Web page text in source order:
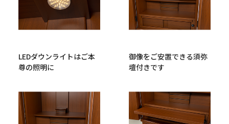
LEDダウンライトはご本
尊の照明に
御像をご安置できる須弥
壇付きです